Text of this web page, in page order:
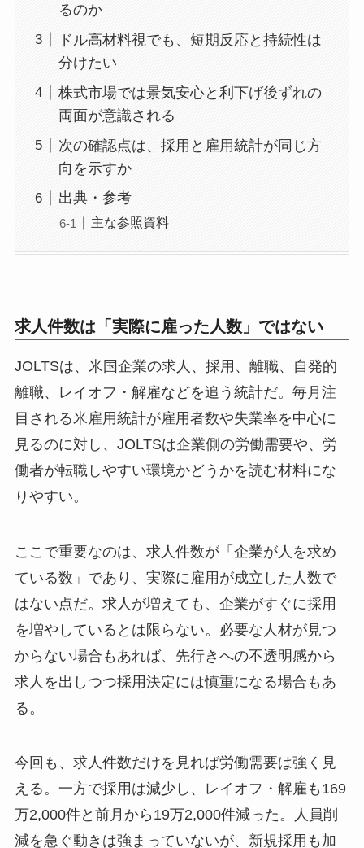
るのか
ドル高材料視でも、短期反応と持続性は
分けたい
株式市場では景気安心と利下げ後ずれの
両面が意識される
次の確認点は、採用と雇用統計が同じ方
向を示すか
出典・参考
主な参照資料
求人件数は「実際に雇った人数」ではない
JOLTSは、米国企業の求人、採用、離職、自発的
離職、レイオフ・解雇などを追う統計だ。毎月注
目される米雇用統計が雇用者数や失業率を中心に
見るのに対し、JOLTSは企業側の労働需要や、労
働者が転職しやすい環境かどうかを読む材料にな
りやすい。
ここで重要なのは、求人件数が「企業が人を求め
ている数」であり、実際に雇用が成立した人数で
はない点だ。求人が増えても、企業がすぐに採用
を増やしているとは限らない。必要な人材が見つ
からない場合もあれば、先行きへの不透明感から
求人を出しつつ採用決定には慎重になる場合もあ
る。
今回も、求人件数だけを見れば労働需要は強く見
える。一方で採用は減少し、レイオフ・解雇も169
万2,000件と前月から19万2,000件減った。人員削
減を急ぐ動きは強まっていないが、新規採用も加